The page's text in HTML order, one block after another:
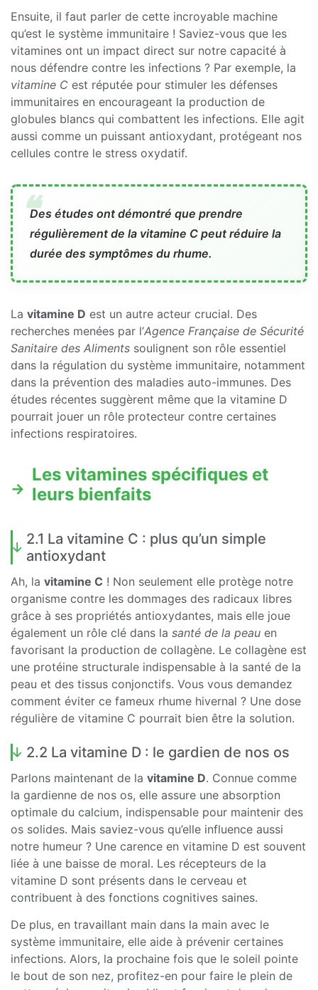
Ensuite, il faut parler de cette incroyable machine
qu’est le système immunitaire ! Saviez-vous que les
vitamines ont un impact direct sur notre capacité à
nous défendre contre les infections ? Par exemple, la
vitamine C est réputée pour stimuler les défenses
immunitaires en encourageant la production de
globules blancs qui combattent les infections. Elle agit
aussi comme un puissant antioxydant, protégeant nos
cellules contre le stress oxydatif.
Des études ont démontré que prendre
régulièrement de la vitamine C peut réduire la
durée des symptômes du rhume.
La vitamine D est un autre acteur crucial. Des
recherches menées par l’Agence Française de Sécurité
Sanitaire des Aliments soulignent son rôle essentiel
dans la régulation du système immunitaire, notamment
dans la prévention des maladies auto-immunes. Des
études récentes suggèrent même que la vitamine D
pourrait jouer un rôle protecteur contre certaines
infections respiratoires.
Les vitamines spécifiques et
leurs bienfaits
2.1 La vitamine C : plus qu’un simple
antioxydant
Ah, la vitamine C ! Non seulement elle protège notre
organisme contre les dommages des radicaux libres
grâce à ses propriétés antioxydantes, mais elle joue
également un rôle clé dans la santé de la peau en
favorisant la production de collagène. Le collagène est
une protéine structurale indispensable à la santé de la
peau et des tissus conjonctifs. Vous vous demandez
comment éviter ce fameux rhume hivernal ? Une dose
régulière de vitamine C pourrait bien être la solution.
2.2 La vitamine D : le gardien de nos os
Parlons maintenant de la vitamine D. Connue comme
la gardienne de nos os, elle assure une absorption
optimale du calcium, indispensable pour maintenir des
os solides. Mais saviez-vous qu’elle influence aussi
notre humeur ? Une carence en vitamine D est souvent
liée à une baisse de moral. Les récepteurs de la
vitamine D sont présents dans le cerveau et
contribuent à des fonctions cognitives saines.
De plus, en travaillant main dans la main avec le
système immunitaire, elle aide à prévenir certaines
infections. Alors, la prochaine fois que le soleil pointe
le bout de son nez, profitez-en pour faire le plein de